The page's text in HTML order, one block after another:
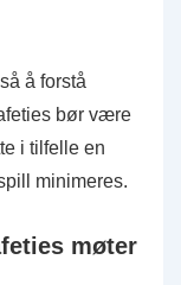
å forstå
bør være
i tilfelle en
minimeres.
møter